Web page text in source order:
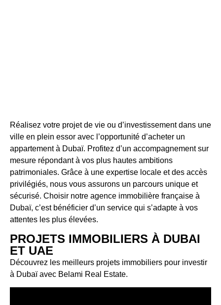
Réalisez votre projet de vie ou d’investissement dans une
ville en plein essor avec l’opportunité d’acheter un
appartement à Dubaï. Profitez d’un accompagnement sur
mesure répondant à vos plus hautes ambitions
patrimoniales. Grâce à une expertise locale et des accès
privilégiés, nous vous assurons un parcours unique et
sécurisé. Choisir notre agence immobilière française à
Dubaï, c’est bénéficier d’un service qui s’adapte à vos
attentes les plus élevées.
PROJETS IMMOBILIERS À DUBAI
ET UAE
Découvrez les meilleurs projets immobiliers pour investir
à Dubaï avec Belami Real Estate.